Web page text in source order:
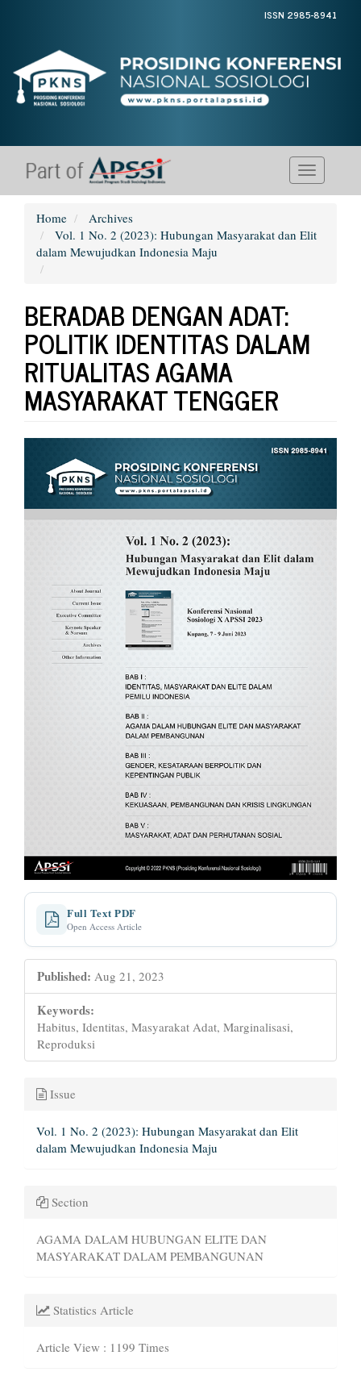
content
Main
Navigation
Content
Sidebar
ISSN 2985-8941
Toggle
Home
Archives
Vol. 1 No. 2 (2023): Hubungan Masyarakat dan Elit
dalam Mewujudkan Indonesia Maju
BERADAB DENGAN ADAT:
POLITIK IDENTITAS DALAM
RITUALITAS AGAMA
MASYARAKAT TENGGER
Article
Sidebar
Full Text PDF
Open Access Article
Published: Aug 21, 2023
Keywords:
Habitus, Identitas, Masyarakat Adat, Marginalisasi,
Reproduksi
Issue
Vol. 1 No. 2 (2023): Hubungan Masyarakat dan Elit
dalam Mewujudkan Indonesia Maju
Section
AGAMA DALAM HUBUNGAN ELITE DAN
MASYARAKAT DALAM PEMBANGUNAN
Statistics Article
Article View : 1199 Times